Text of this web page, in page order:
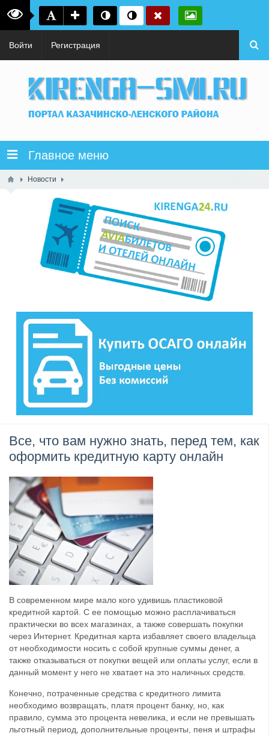
Войти Регистрация
Главное меню
Новости
Все, что вам нужно знать, перед тем, как
оформить кредитную карту онлайн
В современном мире мало кого удивишь пластиковой
кредитной картой. С ее помощью можно расплачиваться
практически во всех магазинах, а также совершать покупки
через Интернет. Кредитная карта избавляет своего владельца
от необходимости носить с собой крупные суммы денег, а
также отказываться от покупки вещей или оплаты услуг, если в
данный момент у него не хватает на это наличных средств.
Конечно, потраченные средства с кредитного лимита
необходимо возвращать, платя процент банку, но, как
правило, сумма это процента невелика, и если не превышать
льготный период, дополнительные проценты, пеня и штрафы